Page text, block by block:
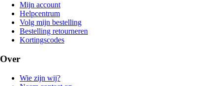
Mijn account
Helpcentrum
Volg mijn bestelling
Bestelling retourneren
Kortingscodes
Over
Wie zijn wij?